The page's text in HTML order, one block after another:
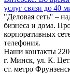
услуг связи до 40
"Деловая сеть" –
бизнеса и дома.
корпоративных
телефония.
Наши контакты
г. Минск, ул. К.
ст. метро